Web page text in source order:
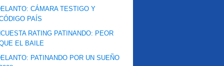
CÁMARA TESTIGO Y
PAÍS
RATING PATINANDO: PEOR
EL BAILE
PATINANDO POR UN SUEÑO